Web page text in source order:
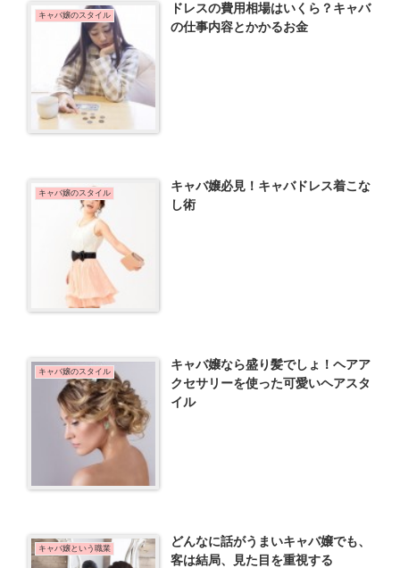
キャバ嬢のスタイル
ドレスの費用相場はいくら？キャバ
の仕事内容とかかるお金
キャバ嬢のスタイル
キャバ嬢必見！キャバドレス着こな
し術
キャバ嬢のスタイル
キャバ嬢なら盛り髪でしょ！ヘアア
クセサリーを使った可愛いヘアスタ
イル
キャバ嬢という職業
どんなに話がうまいキャバ嬢でも、
客は結局、見た目を重視する